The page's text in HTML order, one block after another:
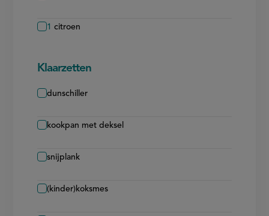
1 citroen
Klaarzetten
dunschiller
kookpan met deksel
snijplank
(kinder)koksmes